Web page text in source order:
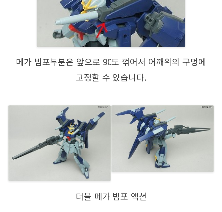
메가 빔포부분은 앞으로 90도 꺾어서 어깨위의 구멍에
고정할 수 있습니다.
더블 메가 빔포 액션